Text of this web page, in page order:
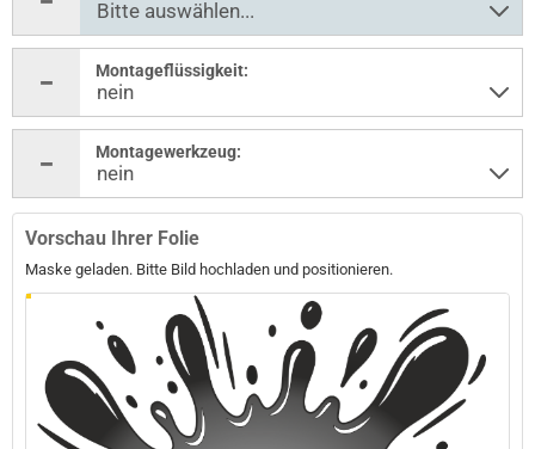
Montageflüssigkeit:
Montagewerkzeug:
Vorschau Ihrer Folie
Maske geladen. Bitte Bild hochladen und positionieren.